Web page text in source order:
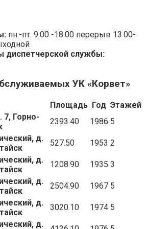
пн.-пт. 9.00 -18.00 перерыв 13.00-
диспетчерской службы:
УК «Корвет»
Площадь Год Этажей
7, Горно-
2393.40 1986 5
д.
527.50 1953 2
д.
1208.90 1935 3
д.
2504.90 1967 5
д.
3020.10 1974 5
д.